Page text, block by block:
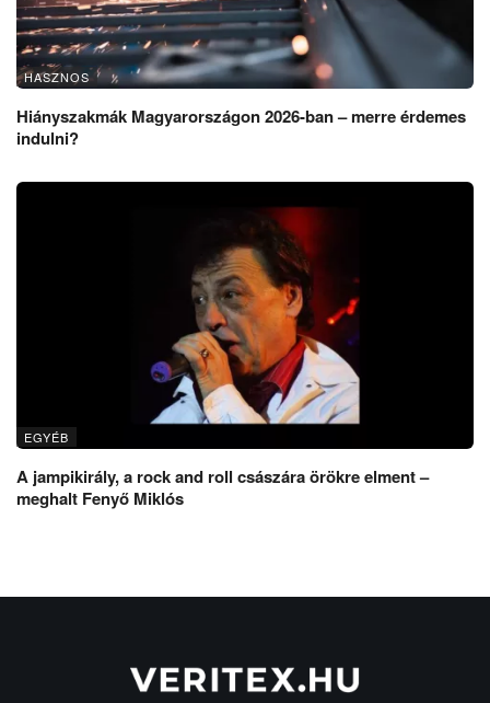
HASZNOS
Hiányszakmák Magyarországon 2026-ban – merre érdemes
indulni?
EGYÉB
A jampikirály, a rock and roll császára örökre elment –
meghalt Fenyő Miklós